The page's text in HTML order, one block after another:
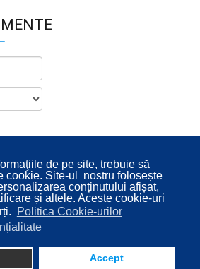
de pe site, trebuie să
cookie. Site-ul nostru folosește
conținutului afișat,
și altele. Aceste cookie-uri
Politica Cookie-urilor
Accept
al Sectorului 2 București. Designed By
Instituţională - Compartimentul